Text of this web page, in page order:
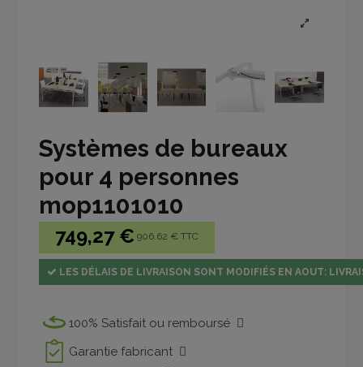
Systèmes de bureaux
pour 4 personnes
mop1101010
749,27 € 906.62 € TTC
LES DÉLAIS DE LIVRAISON SONT MODIFIÉS EN AOUT:
100% Satisfait ou remboursé
Garantie fabricant